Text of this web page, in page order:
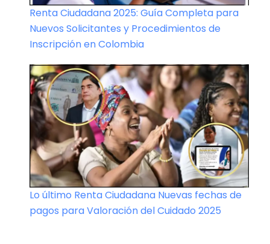
Renta Ciudadana 2025: Guía Completa para
Nuevos Solicitantes y Procedimientos de
Inscripción en Colombia
Lo último Renta Ciudadana Nuevas fechas de
pagos para Valoración del Cuidado 2025